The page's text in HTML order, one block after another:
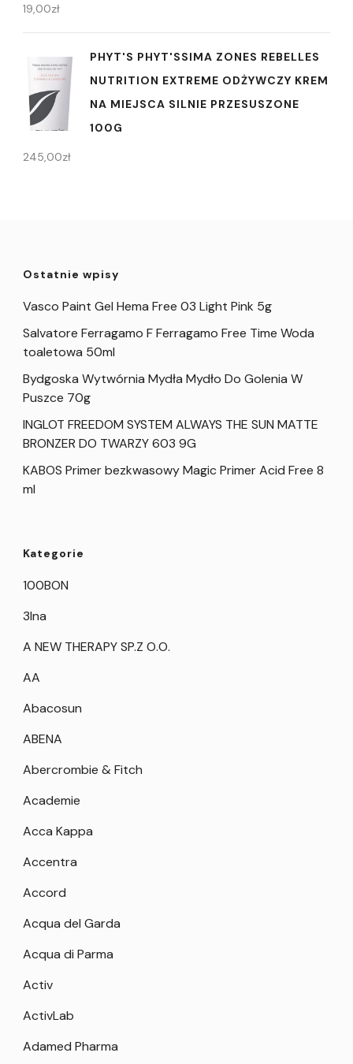
19,00zł
PHYT'S PHYT'SSIMA ZONES REBELLES
NUTRITION EXTREME ODŻYWCZY KREM
NA MIEJSCA SILNIE PRZESUSZONE
100G
245,00zł
Ostatnie wpisy
Vasco Paint Gel Hema Free 03 Light Pink 5g
Salvatore Ferragamo F Ferragamo Free Time Woda
toaletowa 50ml
Bydgoska Wytwórnia Mydła Mydło Do Golenia W
Puszce 70g
INGLOT FREEDOM SYSTEM ALWAYS THE SUN MATTE
BRONZER DO TWARZY 603 9G
KABOS Primer bezkwasowy Magic Primer Acid Free 8
ml
Kategorie
100BON
3Ina
A NEW THERAPY SP.Z O.O.
AA
Abacosun
ABENA
Abercrombie & Fitch
Academie
Acca Kappa
Accentra
Accord
Acqua del Garda
Acqua di Parma
Activ
ActivLab
Adamed Pharma